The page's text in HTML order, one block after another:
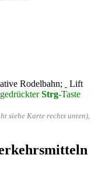
Rodelbahn;
Lift
Strg-Taste
siehe Karte rechts unten),